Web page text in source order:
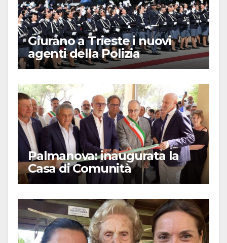
Giurano a Trieste i nuovi
agenti della Polizia
Palmanova: inaugurata la
Casa di Comunità